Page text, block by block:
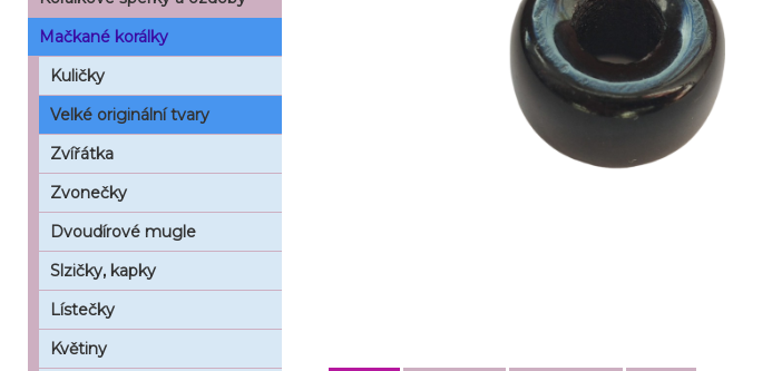
Mačkané korálky
Kuličky
Velké originální tvary
Zvířátka
Zvonečky
Dvoudírové mugle
Slzičky, kapky
Lístečky
Květiny